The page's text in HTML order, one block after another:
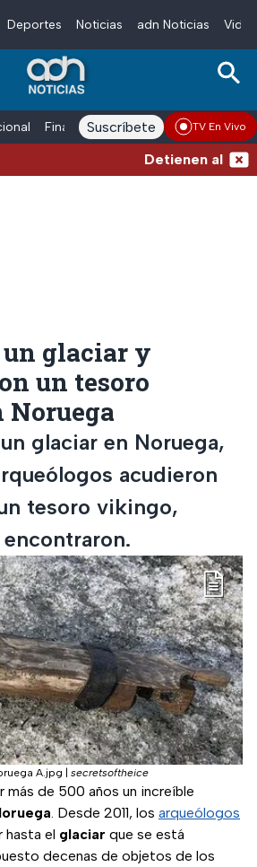
Deportes Noticias adn Noticias
Finanzas adn Noticias Radio
Suscríbete TV En Vivo
Detienen al
glaciar y
un tesoro
glaciar en Noruega,
acudieron
tesoro vikingo,
A.jpg secretsoftheice
más de 500 años un increíble
. Desde 2011, los arqueólogos
hasta el glaciar que se está
decenas de objetos de los